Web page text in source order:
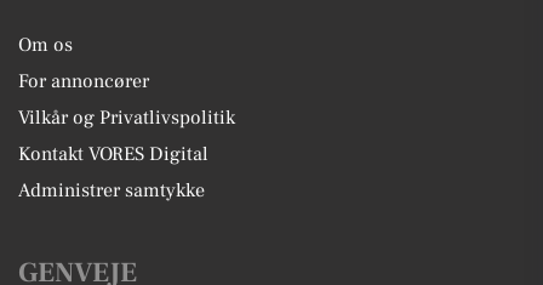
Om os
For annoncører
Vilkår og Privatlivspolitik
Kontakt VORES Digital
Administrer samtykke
GENVEJE